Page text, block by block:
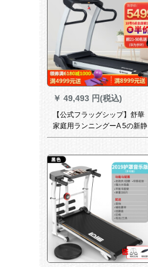
￥ 49,493 円(税込)
【公式フラッグシップ】舒華
家庭用ランニングーA 5の新静
音知能微信連携フートネ機材